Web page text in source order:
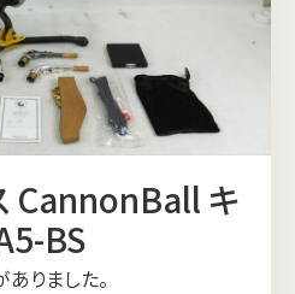
CannonBall キ
BS
りました。